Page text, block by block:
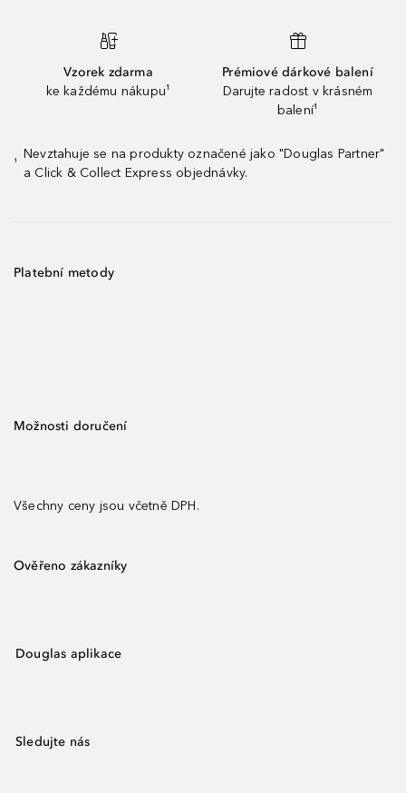
Vzorek zdarma
ke každému nákupu¹
Prémiové dárkové balení
Darujte radost v krásném
balení¹
¹
Nevztahuje se na produkty označené jako "Douglas Partner"
a Click & Collect Express objednávky.
Platební metody
Možnosti doručení
Všechny ceny jsou včetně DPH.
Ověřeno zákazníky
Douglas aplikace
Sledujte nás